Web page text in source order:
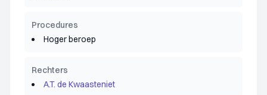
Procedures
Hoger beroep
Rechters
A.T. de Kwaasteniet